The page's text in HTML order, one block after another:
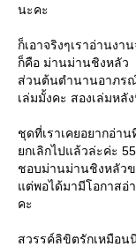
นะคะ
ก็เอาจริงๆเราอ่านงา
ก็คือ ม่านม่านชิงหลัว
ส่วนต้นตำนานอาภรณ์
เล่มมั้งคะ สองเล่มหลั
ชุดที่เราเคยอยากอ่า
กเลิกไปแล้วล่ะค่ะ
ชอบม่านม่านชิงหลัว
ต่พอได้มามีโอกาสอ่
คะ
สวรรค์ลิขิตรักเหมือน